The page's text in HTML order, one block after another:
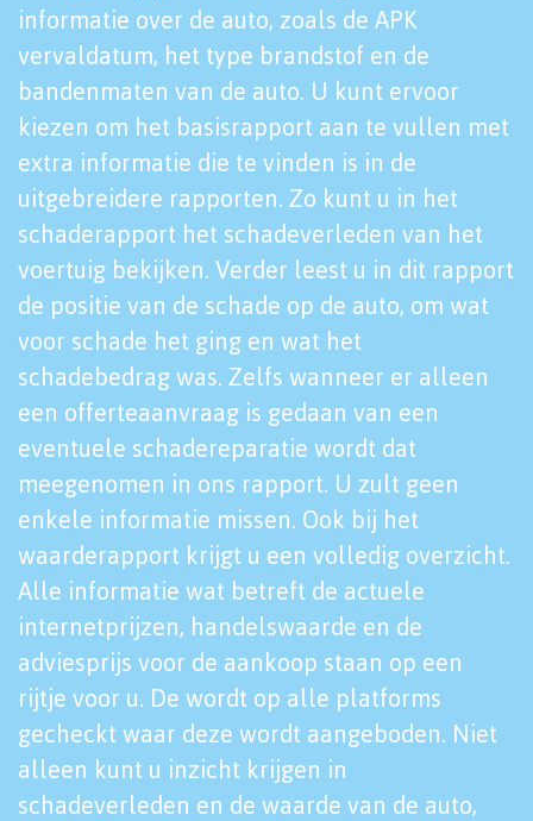
informatie over de auto, zoals de APK
vervaldatum, het type brandstof en de
bandenmaten van de auto. U kunt ervoor
kiezen om het basisrapport aan te vullen met
extra informatie die te vinden is in de
uitgebreidere rapporten. Zo kunt u in het
schaderapport het schadeverleden van het
voertuig bekijken. Verder leest u in dit rapport
de positie van de schade op de auto, om wat
voor schade het ging en wat het
schadebedrag was. Zelfs wanneer er alleen
een offerteaanvraag is gedaan van een
eventuele schadereparatie wordt dat
meegenomen in ons rapport. U zult geen
enkele informatie missen. Ook bij het
waarderapport krijgt u een volledig overzicht.
Alle informatie wat betreft de actuele
internetprijzen, handelswaarde en de
adviesprijs voor de aankoop staan op een
rijtje voor u. De wordt op alle platforms
gecheckt waar deze wordt aangeboden. Niet
alleen kunt u inzicht krijgen in
schadeverleden en de waarde van de auto,